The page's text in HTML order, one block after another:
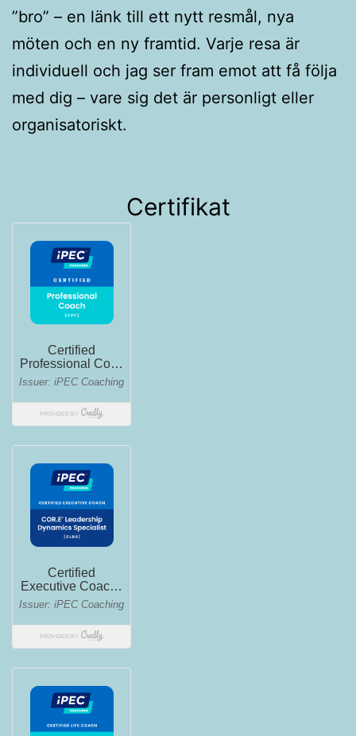
”bro” – en länk till ett nytt resmål, nya
möten och en ny framtid. Varje resa är
individuell och jag ser fram emot att få följa
med dig – vare sig det är personligt eller
organisatoriskt.
Certifikat